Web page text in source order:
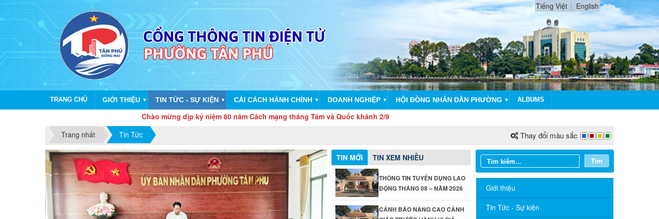
Tiếng Việt English
TRANG CHỦ GIỚI THIỆU ▼ TIN TỨC - SỰ KIỆN ▼ CẢI CÁCH HÀNH CHÍNH ▼ DOANH NGHIỆP ▼ HỘI ĐỒNG NHÂN DÂN PHƯỜNG ▼ ALBUMS
Chào mừng dịp kỷ niệm 80 năm Cách mạng tháng Tám và Quốc khánh 2/9
Trang nhất
Tin Tức Thay đổi màu sắc
TIN MỚI TIN XEM NHIỀU
THÔNG TIN TUYỂN DỤNG LAO
ĐỘNG THÁNG 08 – NĂM 2026
CẢNH BÁO NÂNG CAO CẢNH
Tìm
Giới thiệu
Tin Tức - Sự kiện